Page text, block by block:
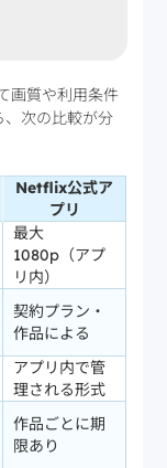
画質や利用条件
、次の比較が分
Netflix公式ア
プリ
最大
1080p（アプ
リ内）
契約プラン・
作品による
アプリ内で管
理される形式
作品ごとに期
限あり